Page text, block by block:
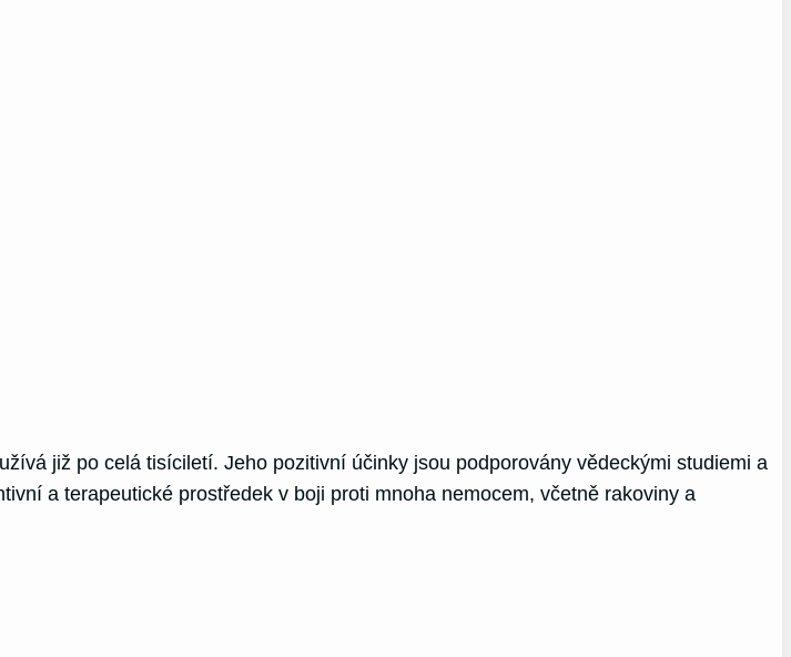
již po celá tisíciletí. Jeho pozitivní účinky jsou podporovány vědeckými studiemi a
a terapeutické prostředek v boji proti mnoha nemocem, včetně rakoviny a